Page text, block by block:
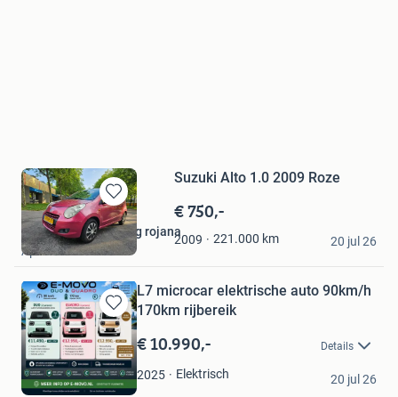
Bewaren
in
Mijn
Favorieten
Suzuki Alto 1.0 2009 Roze
€ 750,-
2009 221.000 km
handelsonderneming rojana
Apeldoorn
20 jul 26
Bewaren
in
Mijn
Favorieten
L7 microcar elektrische auto 90km/h
170km rijbereik
€ 10.990,- Details
2025 Elektrisch
E-MOVO
Oudewater
20 jul 26